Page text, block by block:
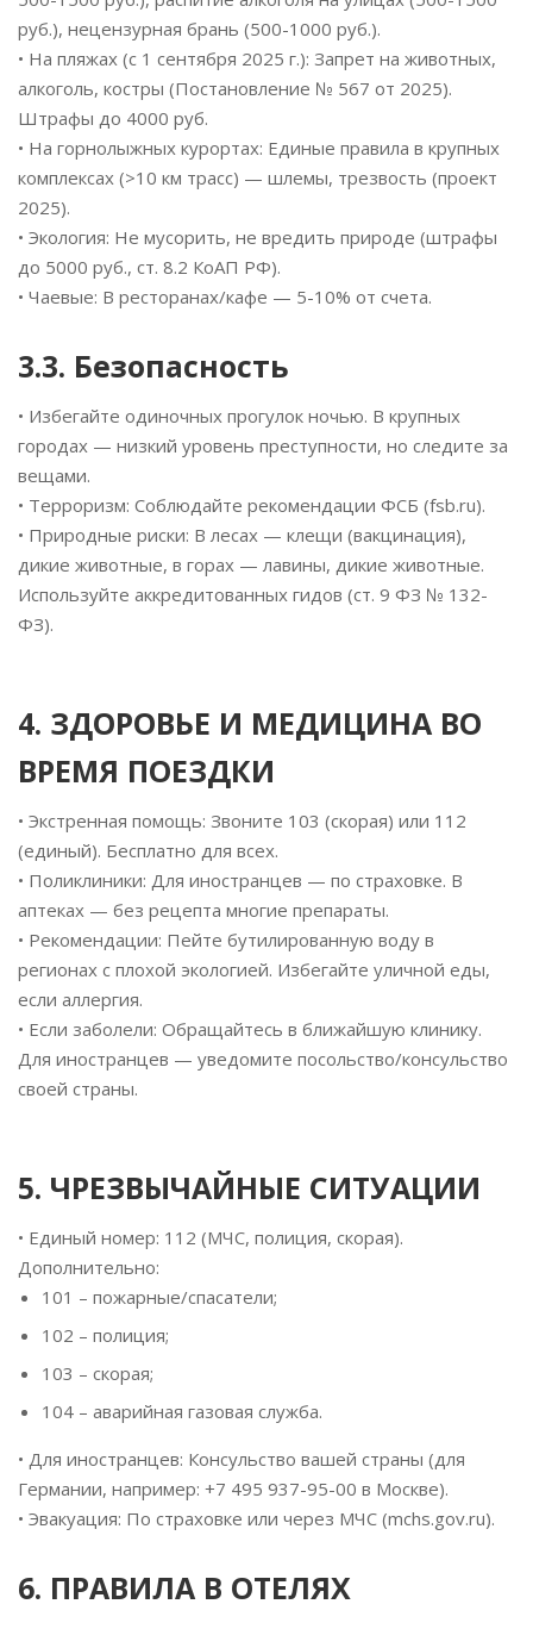
руб.), нецензурная брань (500-1000 руб.).
• На пляжах (с 1 сентября 2025 г.): Запрет на животных,
алкоголь, костры (Постановление № 567 от 2025).
Штрафы до 4000 руб.
• На горнолыжных курортах: Единые правила в крупных
комплексах (>10 км трасс) — шлемы, трезвость (проект
2025).
• Экология: Не мусорить, не вредить природе (штрафы
до 5000 руб., ст. 8.2 КоАП РФ).
• Чаевые: В ресторанах/кафе — 5-10% от счета.
3.3. Безопасность
• Избегайте одиночных прогулок ночью. В крупных
городах — низкий уровень преступности, но следите за
вещами.
• Терроризм: Соблюдайте рекомендации ФСБ (fsb.ru).
• Природные риски: В лесах — клещи (вакцинация),
дикие животные, в горах — лавины, дикие животные.
Используйте аккредитованных гидов (ст. 9 ФЗ № 132-
ФЗ).
4. ЗДОРОВЬЕ И МЕДИЦИНА ВО
ВРЕМЯ ПОЕЗДКИ
• Экстренная помощь: Звоните 103 (скорая) или 112
(единый). Бесплатно для всех.
• Поликлиники: Для иностранцев — по страховке. В
аптеках — без рецепта многие препараты.
• Рекомендации: Пейте бутилированную воду в
регионах с плохой экологией. Избегайте уличной еды,
если аллергия.
• Если заболели: Обращайтесь в ближайшую клинику.
Для иностранцев — уведомите посольство/консульство
своей страны.
5. ЧРЕЗВЫЧАЙНЫЕ СИТУАЦИИ
• Единый номер: 112 (МЧС, полиция, скорая).
Дополнительно:
101 – пожарные/спасатели;
102 – полиция;
103 – скорая;
104 – аварийная газовая служба.
• Для иностранцев: Консульство вашей страны (для
Германии, например: +7 495 937-95-00 в Москве).
• Эвакуация: По страховке или через МЧС (mchs.gov.ru).
6. ПРАВИЛА В ОТЕЛЯХ